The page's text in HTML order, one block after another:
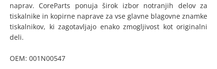
naprav. CoreParts ponuja širok izbor notranjih delov za
tiskalnike in kopirne naprave za vse glavne blagovne znamke
tiskalnikov, ki zagotavljajo enako zmogljivost kot originalni
deli.
OEM: 001N00547